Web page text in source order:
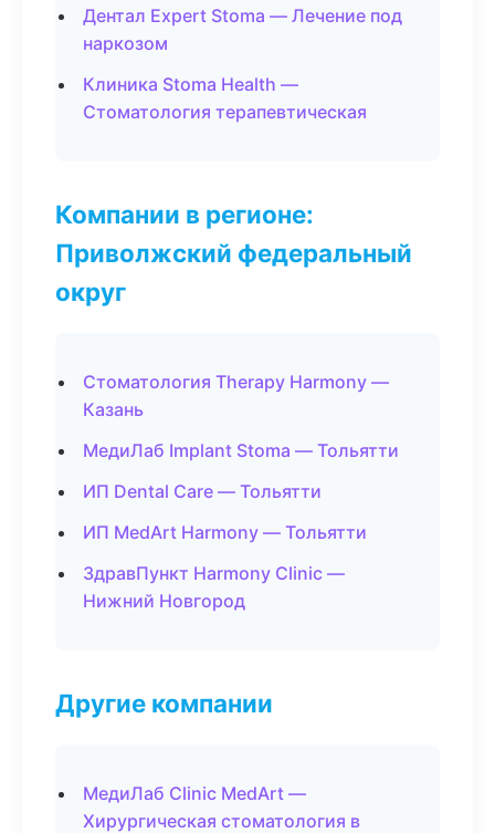
Дентал Expert Stoma — Лечение под
наркозом
Клиника Stoma Health —
Стоматология терапевтическая
Компании в регионе:
Приволжский федеральный
округ
Стоматология Therapy Harmony —
Казань
МедиЛаб Implant Stoma — Тольятти
ИП Dental Care — Тольятти
ИП MedArt Harmony — Тольятти
ЗдравПункт Harmony Clinic —
Нижний Новгород
Другие компании
МедиЛаб Clinic MedArt —
Хирургическая стоматология в